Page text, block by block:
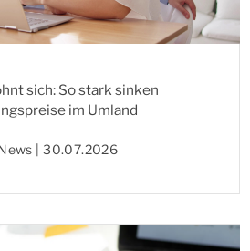
sich: So stark sinken
im Umland
| 30.07.2026